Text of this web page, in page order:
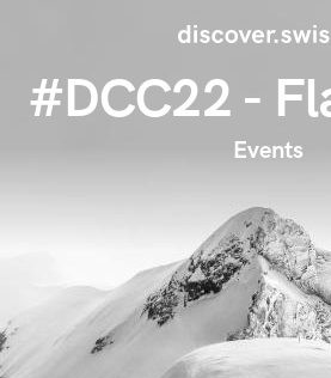
Inhalt
#DCC22 -
Events